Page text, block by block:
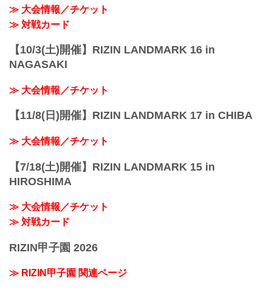
≫ 大会情報／チケット
≫ 対戦カード
【10/3(土)開催】RIZIN LANDMARK 16 in
NAGASAKI
≫ 大会情報／チケット
【11/8(日)開催】RIZIN LANDMARK 17 in CHIBA
≫ 大会情報／チケット
【7/18(土)開催】RIZIN LANDMARK 15 in
HIROSHIMA
≫ 大会情報／チケット
≫ 対戦カード
RIZIN甲子園 2026
≫ RIZIN甲子園 関連ページ